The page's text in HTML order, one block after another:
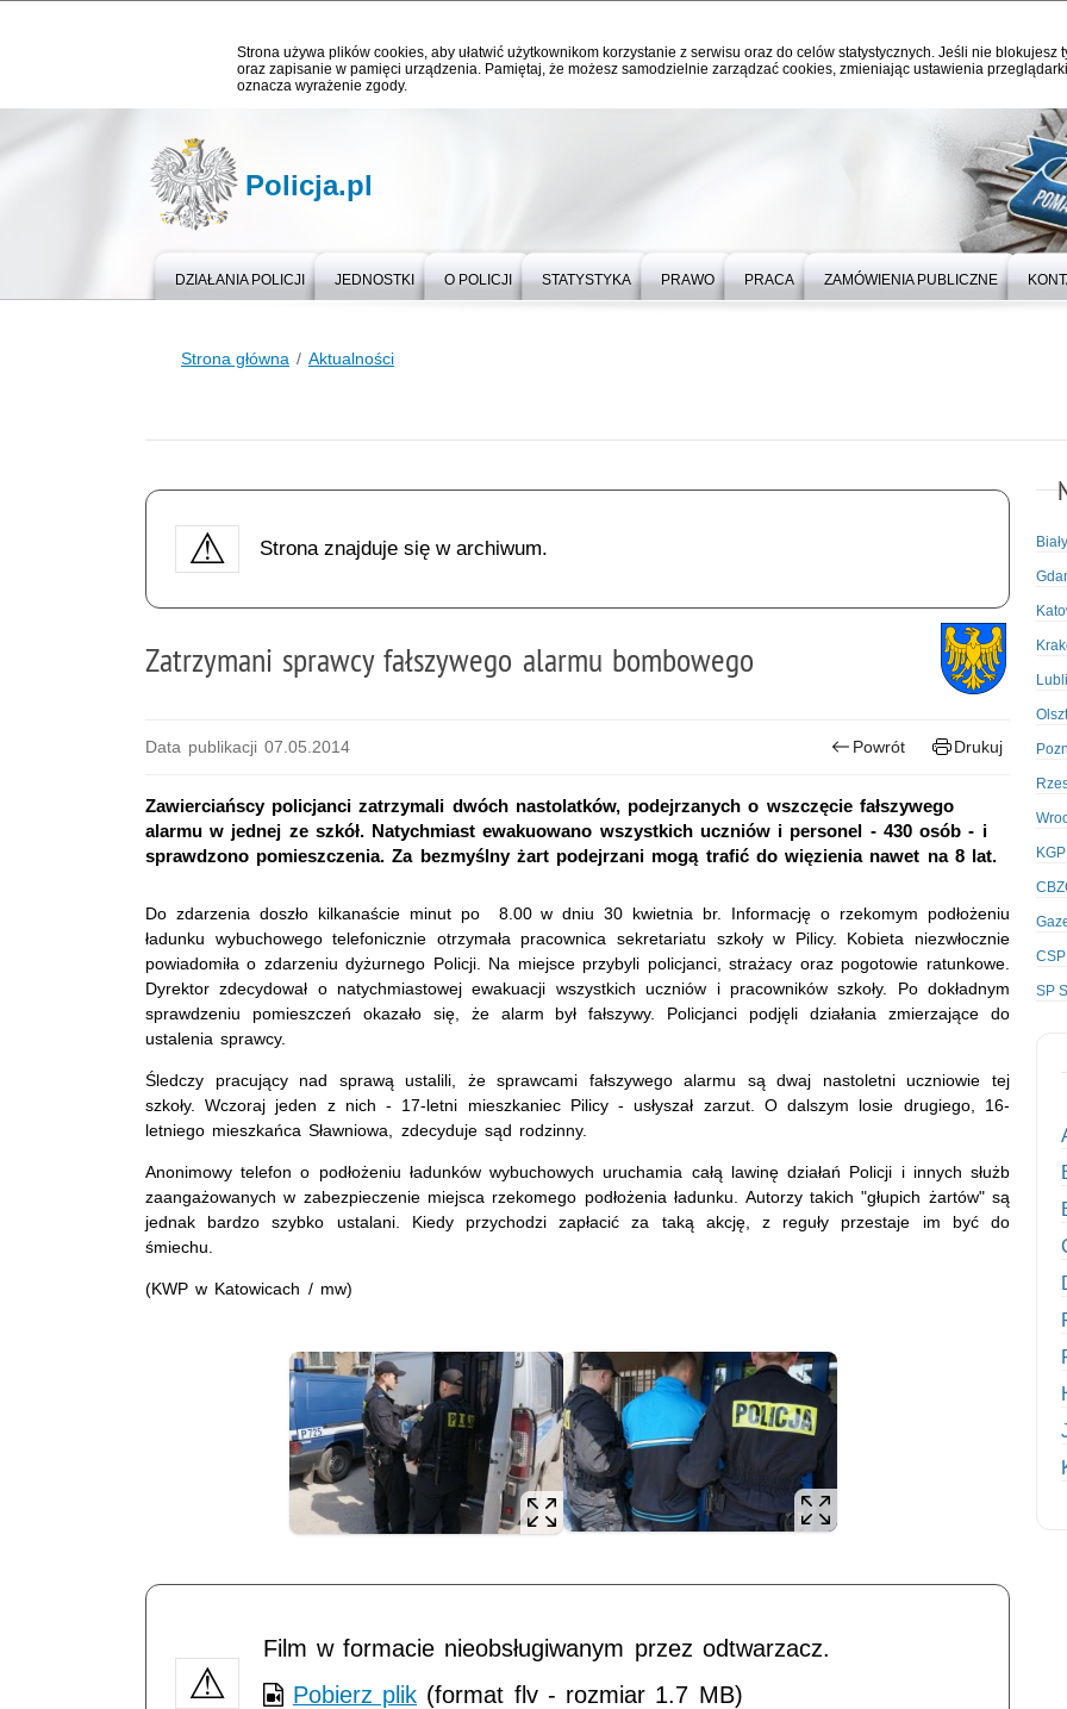
Strona używa plików cookies, aby ułatwić użytkownikom korzystanie z serwisu oraz do celów statystycznych. Jeśli nie blokujesz
oraz zapisanie w pamięci urządzenia. Pamiętaj, że możesz samodzielnie zarządzać cookies, zmieniając ustawienia
oznacza wyrażenie zgody.
Policja.pl
DZIAŁANIA POLICJI JEDNOSTKI O POLICJI STATYSTYKA PRAWO PRACA ZAMÓWIENIA PUBLICZNE
Strona główna Aktualności
Strona znajduje się w archiwum.
Zatrzymani sprawcy fałszywego alarmu bombowego
Data publikacji 07.05.2014 Powrót Drukuj
Zawierciańscy policjanci zatrzymali dwóch nastolatków, podejrzanych o wszczęcie fałszywego
alarmu w jednej ze szkół. Natychmiast ewakuowano wszystkich uczniów i personel - 430 osób - i
sprawdzono pomieszczenia. Za bezmyślny żart podejrzani mogą trafić do więzienia nawet na 8 lat.
Do zdarzenia doszło kilkanaście minut po 8.00 w dniu 30 kwietnia br. Informację o rzekomym podłożeniu
ładunku wybuchowego telefonicznie otrzymała pracownica sekretariatu szkoły w Pilicy. Kobieta niezwłocznie
powiadomiła o zdarzeniu dyżurnego Policji. Na miejsce przybyli policjanci, strażacy oraz pogotowie ratunkowe.
Dyrektor zdecydował o natychmiastowej ewakuacji wszystkich uczniów i pracowników szkoły. Po dokładnym
sprawdzeniu pomieszczeń okazało się, że alarm był fałszywy. Policjanci podjęli działania zmierzające do
ustalenia sprawcy.
Śledczy pracujący nad sprawą ustalili, że sprawcami fałszywego alarmu są dwaj nastoletni uczniowie tej
szkoły. Wczoraj jeden z nich - 17-letni mieszkaniec Pilicy - usłyszał zarzut. O dalszym losie drugiego, 16-
letniego mieszkańca Sławniowa, zdecyduje sąd rodzinny.
Anonimowy telefon o podłożeniu ładunków wybuchowych uruchamia całą lawinę działań Policji i innych służb
zaangażowanych w zabezpieczenie miejsca rzekomego podłożenia ładunku. Autorzy takich "głupich żartów" są
jednak bardzo szybko ustalani. Kiedy przychodzi zapłacić za taką akcję, z reguły przestaje im być do
śmiechu.
(KWP w Katowicach / mw)
Film w formacie nieobsługiwanym przez odtwarzacz.
Pobierz plik (format flv - rozmiar 1.7 MB)
KGP
SP